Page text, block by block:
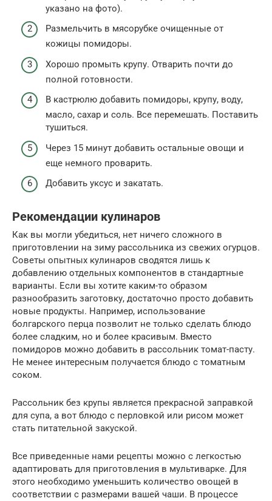
указано на фото).
Размельчить в мясорубке очищенные от
кожицы помидоры.
Хорошо промыть крупу. Отварить почти до
полной готовности.
В кастрюлю добавить помидоры, крупу, воду,
масло, сахар и соль. Все перемешать. Поставить
тушиться.
Через 15 минут добавить остальные овощи и
еще немного проварить.
Добавить уксус и закатать.
Рекомендации кулинаров
Как вы могли убедиться, нет ничего сложного в
приготовлении на зиму рассольника из свежих огурцов.
Советы опытных кулинаров сводятся лишь к
добавлению отдельных компонентов в стандартные
варианты. Если вы хотите каким-то образом
разнообразить заготовку, достаточно просто добавить
новые продукты. Например, использование
болгарского перца позволит не только сделать блюдо
более сладким, но и более красивым. Вместо
помидоров можно добавить в рассольник томат-пасту.
Не менее интересным получается блюдо с томатным
соком.
Рассольник без крупы является прекрасной заправкой
для супа, а вот блюдо с перловкой или рисом может
стать питательной закуской.
Все приведенные нами рецепты можно с легкостью
адаптировать для приготовления в мультиварке. Для
этого необходимо уменьшить количество овощей в
соответствии с размерами вашей чаши. В процессе